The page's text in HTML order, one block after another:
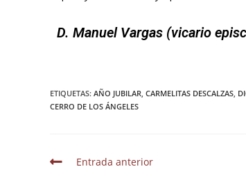
D. Manuel Vargas (vicario
ETIQUETAS: AÑO JUBILAR, CARMELITAS DESCALZAS,
CERRO DE LOS ÁNGELES
Entrada anterior